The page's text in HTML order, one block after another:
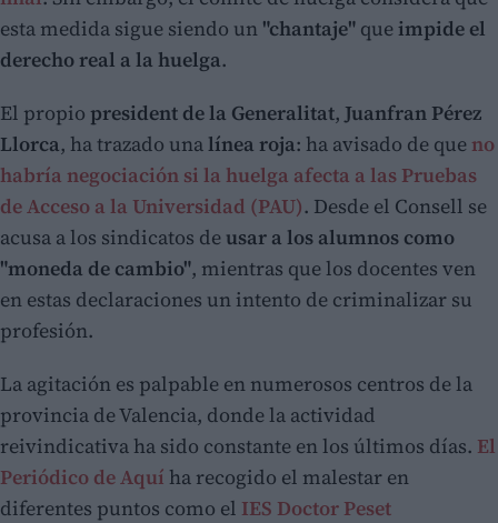
esta medida sigue siendo un "chantaje" queimpide el
derecho real a la huelga.
El propio president de la Generalitat, Juanfran Pérez
Llorca, ha trazado unalínea roja: ha avisado de que no
habría negociación si la huelga afecta a las Pruebas
de Acceso a la Universidad (PAU). Desde el Consell se
acusa a los sindicatos de usar a los alumnos como
"moneda de cambio", mientras que los docentes ven
en estas declaraciones un intento de criminalizar su
profesión.
La agitación es palpable en numerosos centros de la
provincia de Valencia, donde la actividad
reivindicativa ha sido constante en los últimos días. El
Periódico de Aquí ha recogido el malestar en
diferentes puntos como el IES Doctor Peset